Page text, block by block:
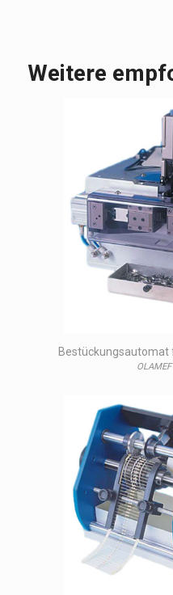
Weitere